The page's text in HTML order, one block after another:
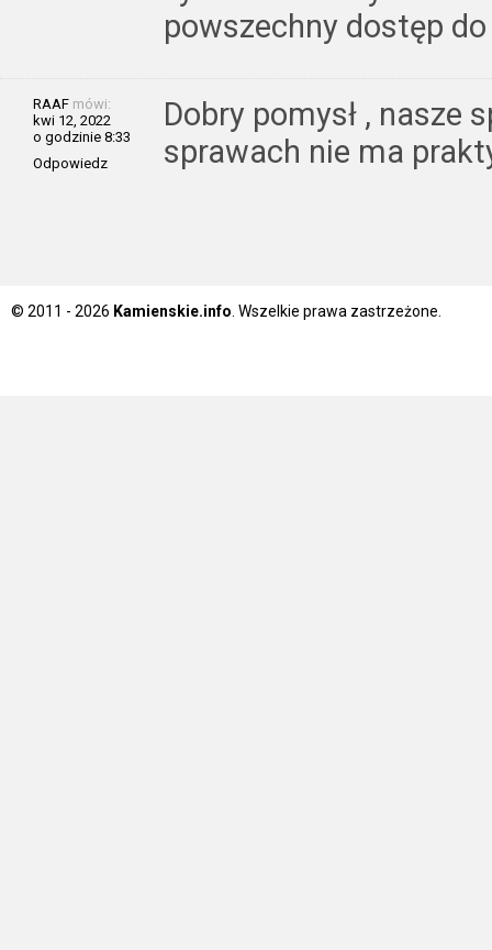
powszechny dostęp do
RAAF mówi:
kwi 12, 2022
o godzinie 8:33
Odpowiedz
Dobry pomysł , nasze
sprawach nie ma
© 2011 - 2026 Kamienskie.info . Wszelkie prawa zastrzeżone.